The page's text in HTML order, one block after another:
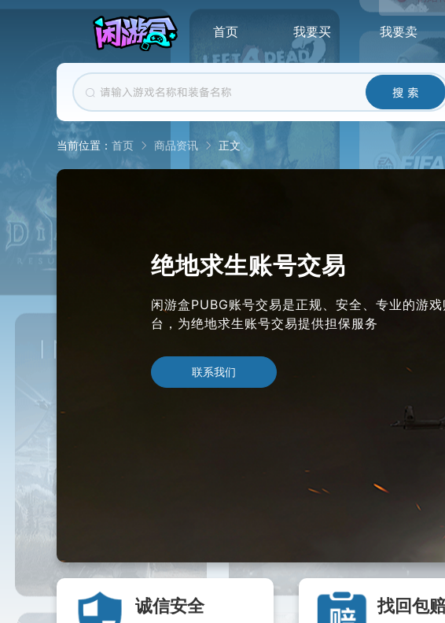
首页 我要买 我要卖
搜 索
当前位置： 首页 商品资讯 正文
绝地求生账号交易
闲游盒PUBG账号交易是正规、安全、专业的游
台，为绝地求生账号交易提供担保服务
联系我们
诚信安全 找回包
初始